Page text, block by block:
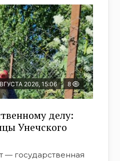
2026, 15:06 8
делу:
Унечского
— государственная